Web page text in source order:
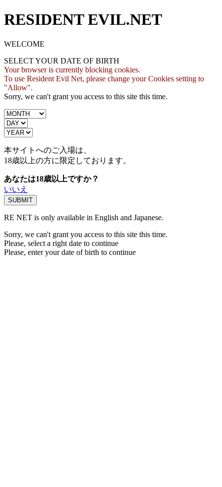
RESIDENT EVIL.NET
WELCOME
SELECT YOUR DATE OF BIRTH
Your browser is currently blocking cookies.
To use Resident Evil Net, please change your Cookies setting to
"Allow".
Sorry, we can't grant you access to this site this time.
本サイトへのご入場は、
18歳以上の方に限定しております。
あなたは18歳以上ですか？
いいえ
RE NET is only available in English and Japanese.
Sorry, we can't grant you access to this site this time.
Please, select a right date to continue
Please, enter your date of birth to continue